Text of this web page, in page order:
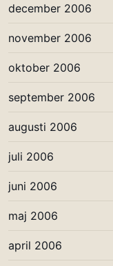
december 2006
november 2006
oktober 2006
september 2006
augusti 2006
juli 2006
juni 2006
maj 2006
april 2006